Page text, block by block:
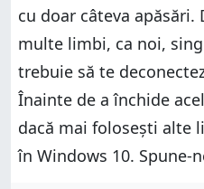
cu doar câteva apăsări.
multe limbi, ca noi,
trebuie să te
Înainte de a închide
dacă mai folosești alte
în Windows 10. Spune-